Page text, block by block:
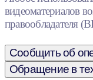
видеоматериалов
правообладателя
Сообщить об
Обращение в